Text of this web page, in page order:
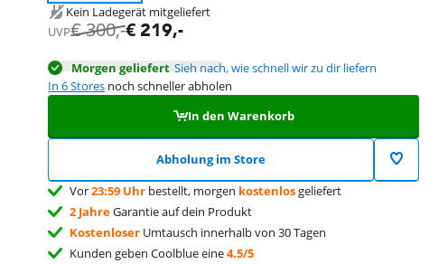
Kein Ladegerät mitgeliefert
UVP€300,-€ 219,-
Morgen geliefert Sieh nach, wie schnell wir zu dir liefern
In 6 Stores noch schneller abholen
In den Warenkorb
Abholung im Store
Vor23:59 Uhr bestellt, morgen kostenlosgeliefert
2 JahreGarantie auf dein Produkt
Kostenloser Umtausch innerhalb von 30 Tagen
Kunden geben Coolblue eine4.5/5